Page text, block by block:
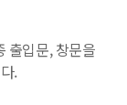
출입문, 창문을
.